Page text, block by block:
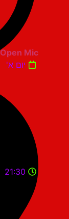
Open Mic בהנחיית שחר חסון
יום א'
21:30